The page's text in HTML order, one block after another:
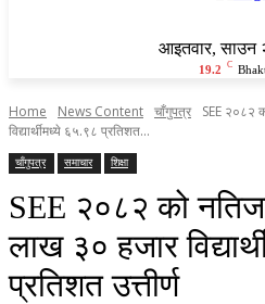
आइतवार, साउन
19.2 C
Home News Content चाँगुपत्र
SEE २०८२
विद्यार्थीमध्ये ६५.९८ प्रतिशत...
चाँगुपत्र समाचार शिक्षा
SEE २०८२ को
लाख ३० हजार
प्रतिशत उत्तीर्ण